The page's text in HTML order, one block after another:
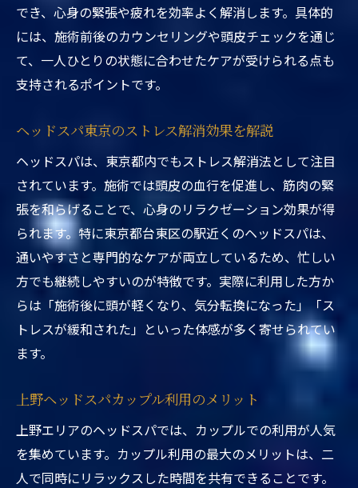
でき、心身の緊張や疲れを効率よく解消します。具体的
には、施術前後のカウンセリングや頭皮チェックを通じ
て、一人ひとりの状態に合わせたケアが受けられる点も
支持されるポイントです。
ヘッドスパ東京のストレス解消効果を解説
ヘッドスパは、東京都内でもストレス解消法として注目
されています。施術では頭皮の血行を促進し、筋肉の緊
張を和らげることで、心身のリラクゼーション効果が得
られます。特に東京都台東区の駅近くのヘッドスパは、
通いやすさと専門的なケアが両立しているため、忙しい
方でも継続しやすいのが特徴です。実際に利用した方か
らは「施術後に頭が軽くなり、気分転換になった」「ス
トレスが緩和された」といった体感が多く寄せられてい
ます。
上野ヘッドスパカップル利用のメリット
上野エリアのヘッドスパでは、カップルでの利用が人気
を集めています。カップル利用の最大のメリットは、二
人で同時にリラックスした時間を共有できることです。